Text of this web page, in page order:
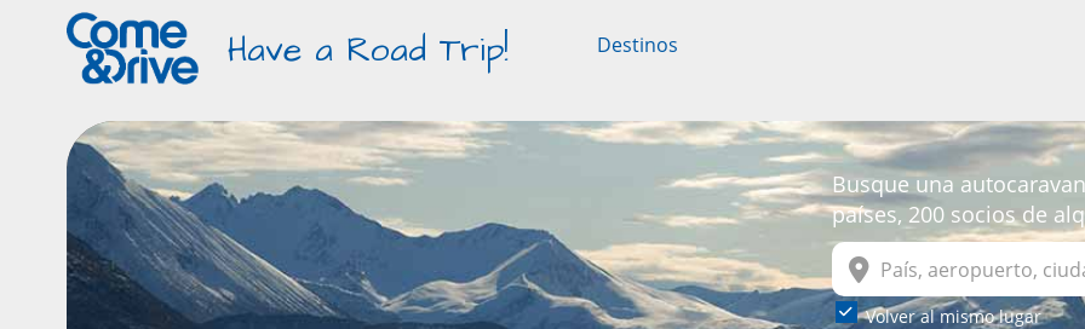
Have a Road Trip! Destinos
Busque una
países, 200 socios de
Volver al mismo lugar